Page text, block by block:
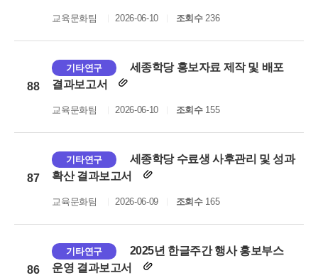
교육문화팀 2026-06-10 조회수236
88
기타연구
세종학당 홍보자료 제작 및 배포
결과보고서
교육문화팀 2026-06-10 조회수155
87
기타연구
세종학당 수료생 사후관리 및 성과
확산 결과보고서
교육문화팀 2026-06-09 조회수165
86
기타연구
2025년 한글주간 행사 홍보부스
운영 결과보고서